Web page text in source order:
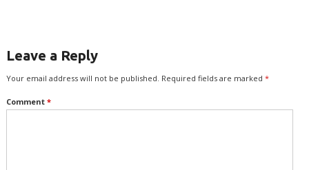
Leave a Reply
Your email address will not be published. Required fields are marked *
Comment *